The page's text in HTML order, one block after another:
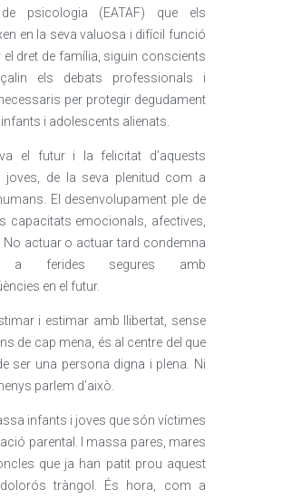
psicologia (EATAF) que els
en la seva valuosa i difícil funció
el dret de família, siguin conscients
els debats professionals i
per protegir degudament
i adolescents alienats.
el futur i la felicitat d’aquests
joves, de la seva plenitud com a
El desenvolupament ple de
capacitats emocionals, afectives,
No actuar o actuar tard condemna
a ferides segures amb
en el futur.
i estimar amb llibertat, sense
de cap mena, és al centre del que
ser una persona digna i plena. Ni
parlem d’això.
infants i joves que són víctimes
parental. I massa pares, mares
que ja han patit prou aquest
tràngol. És hora, com a